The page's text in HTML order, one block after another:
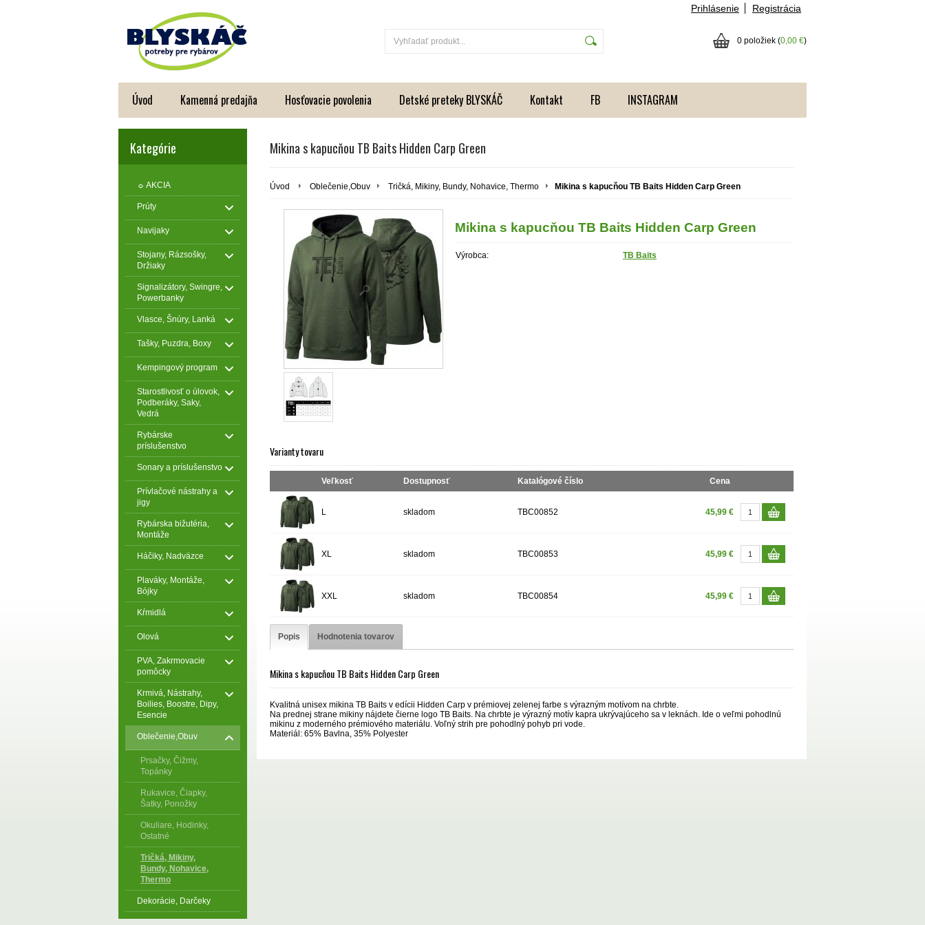
Prihlásenie Registrácia
0 položiek (0,00 €)
Úvod Kamenná predajňa Hosťovacie povolenia Detské preteky BLYSKÁČ Kontakt FB INSTAGRAM
Kategórie
☼ AKCIA
Prúty
Navijaky
Stojany, Rázsošky,
Držiaky
Signalizátory, Swingre,
Powerbanky
Vlasce, Šnúry, Lanká
Tašky, Puzdra, Boxy
Kempingový program
Starostlivosť o úlovok,
Podberáky, Saky,
Vedrá
Rybárske
príslušenstvo
Sonary a príslušenstvo
Prívlačové nástrahy a
jigy
Rybárska bižutéria,
Montáže
Háčiky, Nadväzce
Plaváky, Montáže,
Bójky
Kŕmidlá
Olová
PVA, Zakrmovacie
pomôcky
Krmivá, Nástrahy,
Boilies, Boostre, Dipy,
Esencie
Oblečenie,Obuv
Prsačky, Čižmy,
Topánky
Rukavice, Čiapky,
Šatky, Ponožky
Okuliare, Hodinky,
Ostatné
Tričká, Mikiny,
Bundy, Nohavice,
Thermo
Dekorácie, Darčeky
Mikina s kapucňou TB Baits Hidden Carp Green
Úvod Oblečenie,Obuv Tričká, Mikiny, Bundy, Nohavice, Thermo Mikina s kapucňou TB Baits Hidden Carp Green
Mikina s kapucňou TB Baits Hidden Carp Green
Výrobca: TB Baits
Varianty tovaru
Veľkosť Dostupnosť Katalógové číslo Cena
L skladom TBC00852 45,99 €
XL skladom TBC00853 45,99 €
XXL skladom TBC00854 45,99 €
Popis Hodnotenia tovarov
Mikina s kapucňou TB Baits Hidden Carp Green
Kvalitná unisex mikina TB Baits v edícii Hidden Carp v prémiovej zelenej farbe s výrazným motívom na chrbte.
Na prednej strane mikiny nájdete čierne logo TB Baits. Na chrbte je výrazný motív kapra ukrývajúceho sa v leknách. Ide o veľmi pohodlnú
mikinu z moderného prémiového materiálu. Voľný strih pre pohodlný pohyb pri vode.
Materiál: 65% Bavlna, 35% Polyester